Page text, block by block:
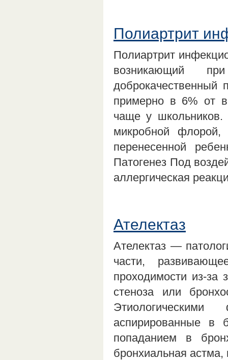
Полиартрит
Полиартрит
возникающий
доброкачественный
примерно в 6% от
чаще у школьников.
микробной флорой,
перенесенной
Патогенез Под
аллергическая
Ателектаз
Ателектаз —
части,
проходимости из-за
стеноза или
аспирированные в
попаданием в
бронхиальная